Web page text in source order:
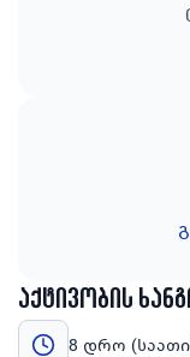
აქტივობის
8 დრო